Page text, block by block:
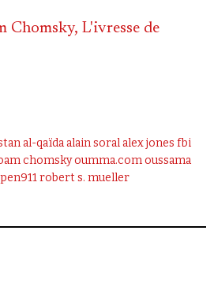
Chomsky, L'ivresse de
al-qaïda alain soral alex jones fbi
chomskyoumma.com oussama
robert s. mueller